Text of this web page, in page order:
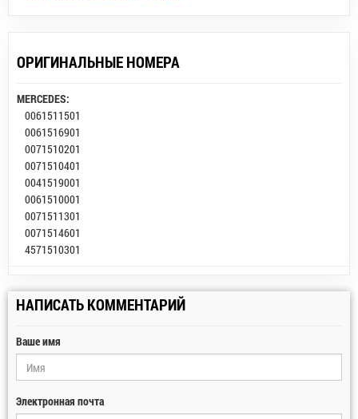
ОРИГИНАЛЬНЫЕ НОМЕРА
MERCEDES:
0061511501
0061516901
0071510201
0071510401
0041519001
0061510001
0071511301
0071514601
4571510301
НАПИСАТЬ КОММЕНТАРИЙ
Ваше имя
Электронная почта